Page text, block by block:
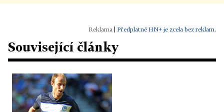
Předplatné HN+ je zcela bez reklam.
Související články